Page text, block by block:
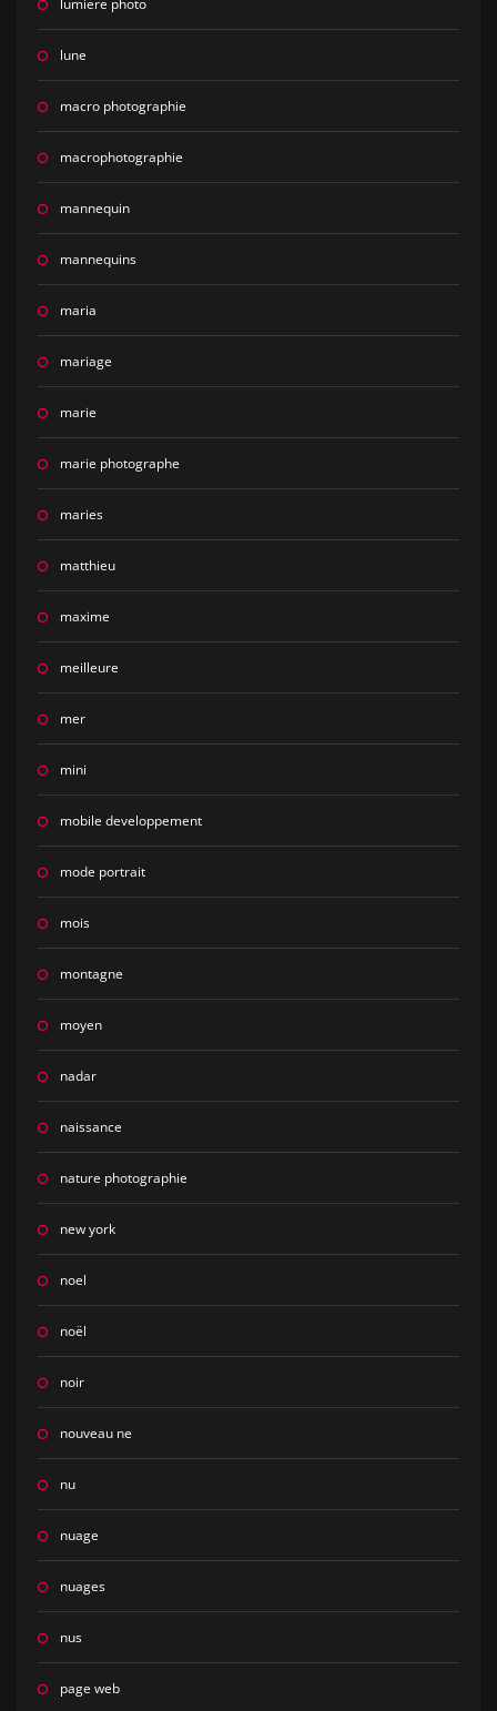
lune
macro photographie
macrophotographie
mannequin
mannequins
maria
mariage
marie
marie photographe
maries
matthieu
maxime
meilleure
mer
mini
mobile developpement
mode portrait
mois
montagne
moyen
nadar
naissance
nature photographie
new york
noel
noël
noir
nouveau ne
nu
nuage
nuages
nus
page web